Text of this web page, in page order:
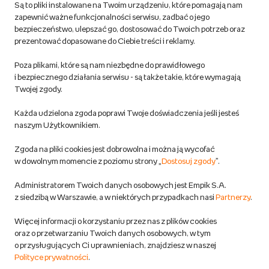
Regulamin empik.com
Pozostałe Regulaminy Empiku
Polityka prywatności empik.com
produktów niebezpiecznych
Dostosuj zgody
Polityka prywatności empik
Raty u partnerów Empiku
Są to pliki instalowane na Twoim urządzeniu, które pomagają nam
zapewnić ważne funkcjonalności serwisu, zadbać o jego
bezpieczeństwo, ulepszać go, dostosować do Twoich potrzeb oraz
prezentować dopasowane do Ciebie treści i reklamy.
Poza plikami, które są nam niezbędne do prawidłowego
i bezpiecznego działania serwisu - są także takie, które wymagają
Twojej zgody.
Każda udzielona zgoda poprawi Twoje doświadczenia jeśli jesteś
naszym Użytkownikiem.
Zgoda na pliki cookies jest dobrowolna i można ją wycofać
w dowolnym momencie z poziomu strony „ Dostosuj zgody”.
Administratorem Twoich danych osobowych jest Empik S.A.
z siedzibą w Warszawie, a w niektórych przypadkach nasi Partnerzy.
Więcej informacji o korzystaniu przez nas z plików cookies
oraz o przetwarzaniu Twoich danych osobowych, w tym
o przysługujących Ci uprawnieniach, znajdziesz w naszej
Polityce prywatności.